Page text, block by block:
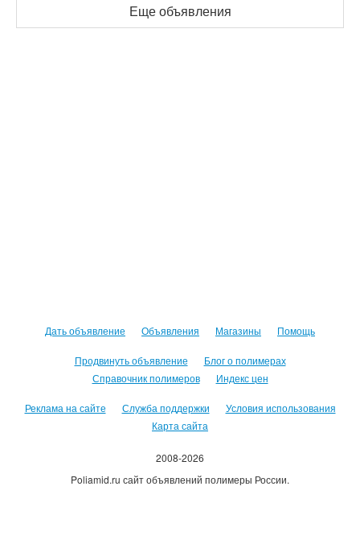
Еще объявления
Дать объявление Объявления Магазины Помощь
Продвинуть объявление
Блог о полимерах
Справочник полимеров
Индекс цен
Реклама на сайте Служба поддержки
Условия использования
Карта сайта
2008-2026
Poliamid.ru сайт объявлений полимеры России.